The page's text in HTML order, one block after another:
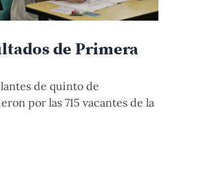
de Primera
de quinto de
por las 715 vacantes de la